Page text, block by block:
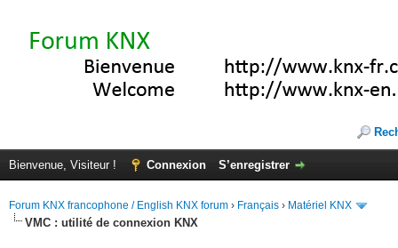
Bienvenue, Visiteur ! Connexion S’enregistrer
Forum KNX francophone / English KNX forum › Français › Matériel KNX
VMC : utilité de connexion KNX